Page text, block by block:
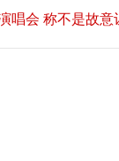
唱会 称不是故意
唱会 称不是故意